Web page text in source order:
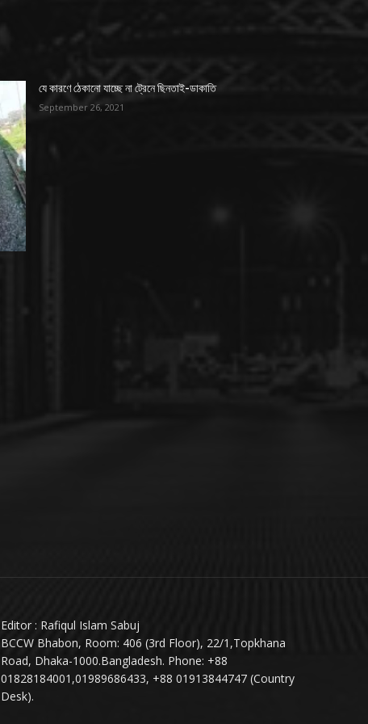
যে কারণে ঠেকানো যাচ্ছে না ট্রেনে ছিনতাই-ডাকাতি
September 26, 2021
Editor : Rafiqul Islam Sabuj
BCCW Bhabon, Room: 406 (3rd Floor), 22/1,Topkhana
Road, Dhaka-1000.Bangladesh. Phone: +88
01828184001,01989686433, +88 01913844747 (Country
Desk).